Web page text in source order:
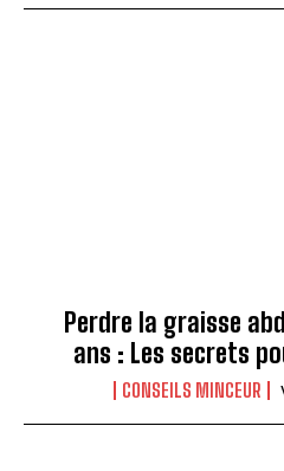
Perdre la graisse
ans : Les secrets
CONSEILS MINCEUR